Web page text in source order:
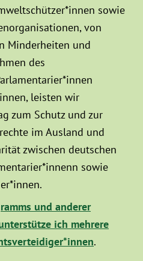
sowie
von
Minderheiten und
des
leisten wir
zum Schutz und zur
im Ausland und
zwischen deutschen
sowie
und anderer
ich mehrere
.